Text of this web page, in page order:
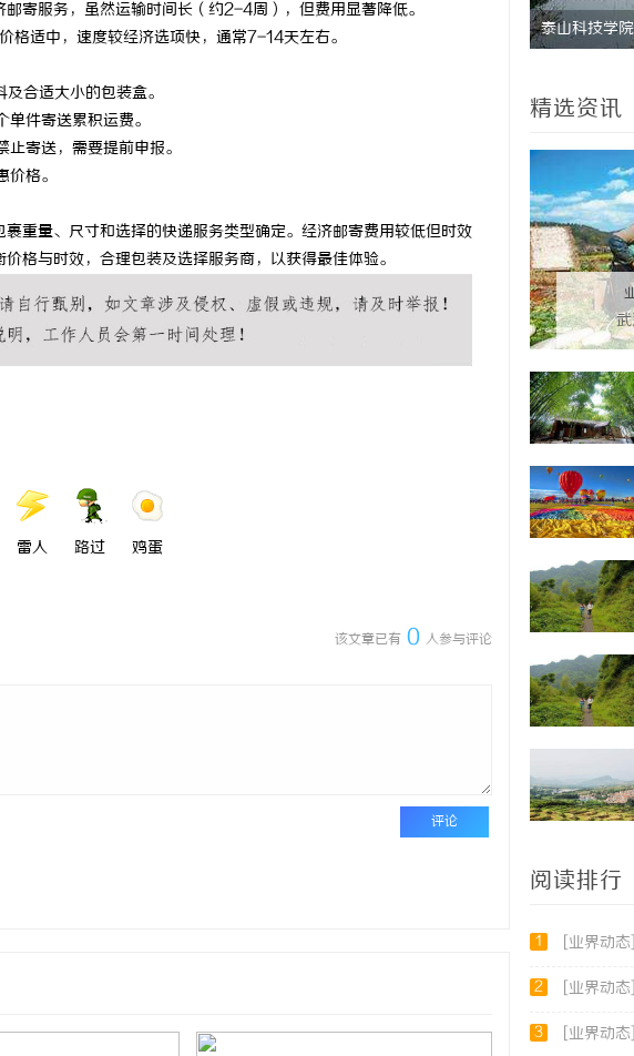
寄服务，虽然运输时间长（约2-4周），但费用显著降低。
适中，速度较经济选项快，通常7-14天左右。
合适大小的包装盒。
件寄送累积运费。
寄送，需要提前申报。
格。
重量、尺寸和选择的快递服务类型确定。经济邮寄费用较低但时效
格与时效，合理包装及选择服务商，以获得最佳体验。
雷人 路过 鸡蛋
该文章已有 0 人参与评论
评论
验室，标准化研发体系 自动定位平衡机厂家引领行业智能化发展新趋 泰山科技学
精选资讯
阅读排行
1 [业界动态]
2 [业界动态]
3 [业界动态]